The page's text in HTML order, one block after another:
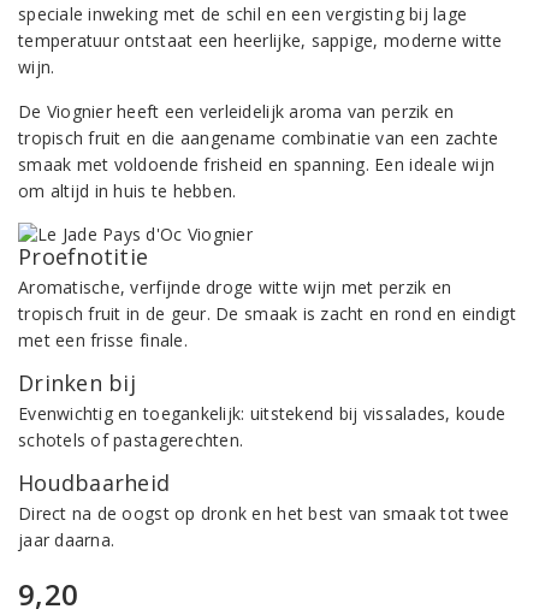
speciale inweking met de schil en een vergisting bij lage
temperatuur ontstaat een heerlijke, sappige, moderne witte
wijn.
De Viognier heeft een verleidelijk aroma van perzik en
tropisch fruit en die aangename combinatie van een zachte
smaak met voldoende frisheid en spanning. Een ideale wijn
om altijd in huis te hebben.
Proefnotitie
Aromatische, verfijnde droge witte wijn met perzik en
tropisch fruit in de geur. De smaak is zacht en rond en eindigt
met een frisse finale.
Drinken bij
Evenwichtig en toegankelijk: uitstekend bij vissalades, koude
schotels of pastagerechten.
Houdbaarheid
Direct na de oogst op dronk en het best van smaak tot twee
jaar daarna.
9,20